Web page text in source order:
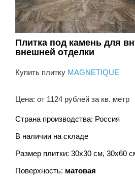
Плитка под камень для
внешней отделки
Купить плитку MAGNETIQUE
Цена: от 1124 рублей за кв. метр
Страна производства: Россия
В наличии на складе
Размер плитки: 30х30 см, 30х60
Поверхность: матовая